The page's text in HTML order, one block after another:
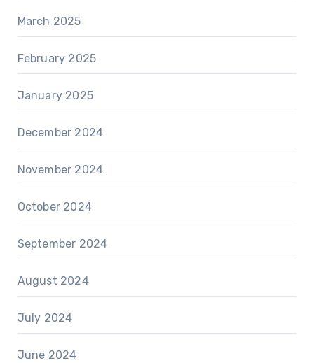
March 2025
February 2025
January 2025
December 2024
November 2024
October 2024
September 2024
August 2024
July 2024
June 2024